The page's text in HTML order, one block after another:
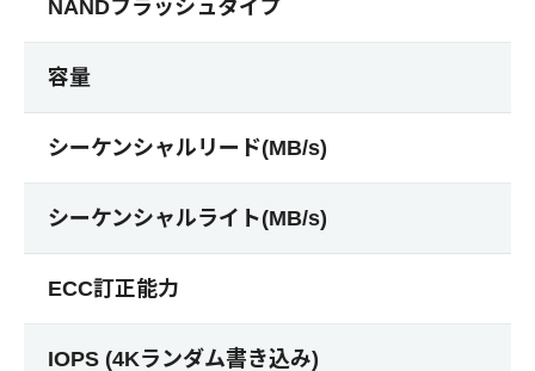
NANDフラッシュタイプ
容量
シーケンシャルリード(MB/s)
シーケンシャルライト(MB/s)
ECC訂正能力
IOPS (4Kランダム書き込み)